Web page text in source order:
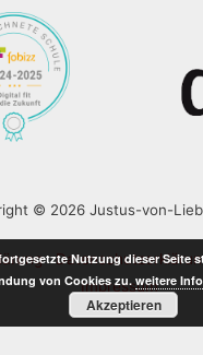
© 2026 Justus-von-
Impressum
Nutzung dieser Seite
von Cookies zu.weitere
Akzeptieren